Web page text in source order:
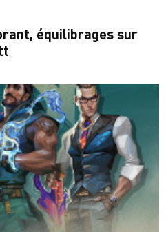
équilibrages sur